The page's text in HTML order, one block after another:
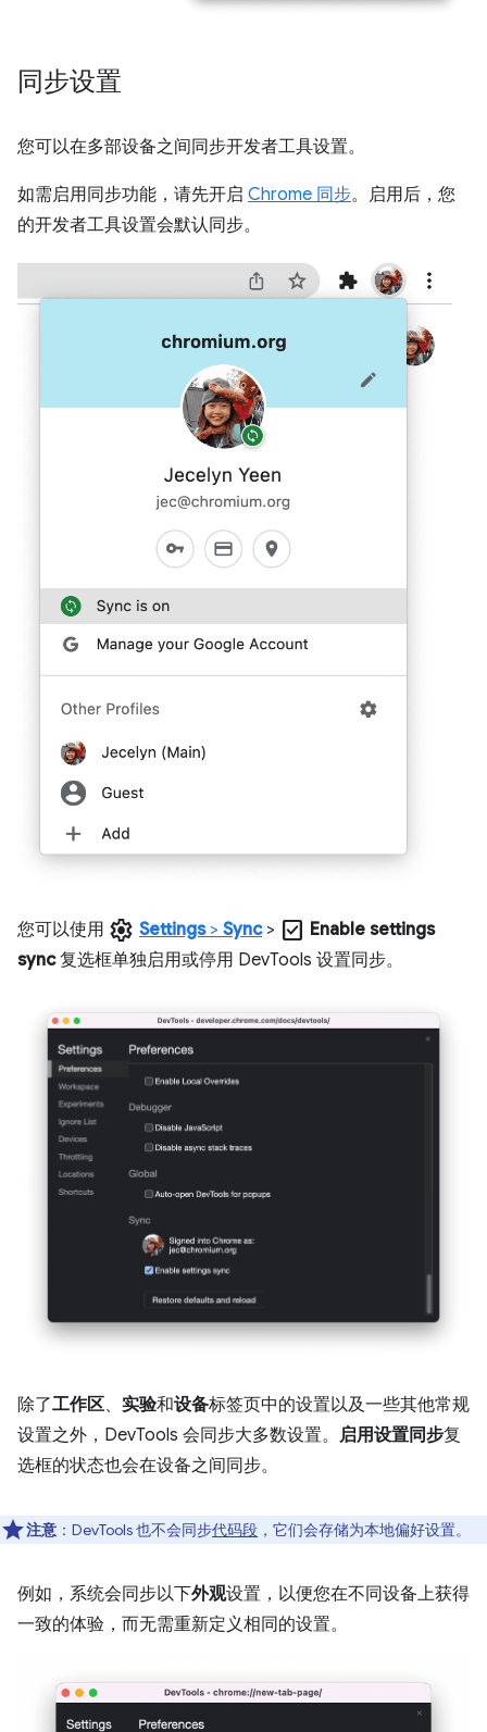
同步设置
您可以在多部设备之间同步开发者工具设置。
如需启用同步功能，请先开启 Chrome 同步。启用后，您
的开发者工具设置会默认同步。
您可以使用 settings Settings> Sync> check_box Enable settings
sync复选框单独启用或停用 DevTools 设置同步。
除了工作区、 实验和设备标签页中的设置以及一些其他常规
设置之外，DevTools 会同步大多数设置。 启用设置同步复
选框的状态也会在设备之间同步。
注意 ：DevTools 也不会同步代码段 ，它们会存储为本地偏好设置。
例如，系统会同步以下外观设置，以便您在不同设备上获得
一致的体验，而无需重新定义相同的设置。